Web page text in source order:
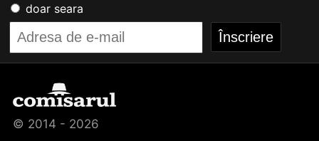
doar seara
© 2014 - 2026